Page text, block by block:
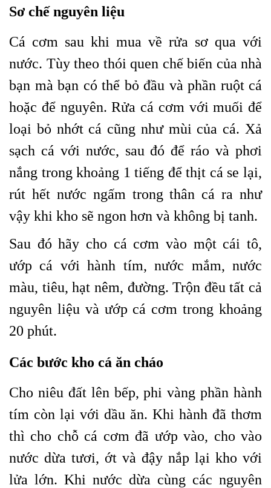
Sơ chế nguyên liệu
Cá cơm sau khi mua về rửa sơ qua với
nước. Tùy theo thói quen chế biến của nhà
bạn mà bạn có thể bỏ đầu và phần ruột cá
hoặc để nguyên. Rửa cá cơm với muối để
loại bỏ nhớt cá cũng như mùi của cá. Xả
sạch cá với nước, sau đó để ráo và phơi
nắng trong khoảng 1 tiếng để thịt cá se lại,
rút hết nước ngấm trong thân cá ra như
vậy khi kho sẽ ngon hơn và không bị tanh.
Sau đó hãy cho cá cơm vào một cái tô,
ướp cá với hành tím, nước mắm, nước
màu, tiêu, hạt nêm, đường. Trộn đều tất cả
nguyên liệu và ướp cá cơm trong khoảng
20 phút.
Các bước kho cá ăn cháo
Cho niêu đất lên bếp, phi vàng phần hành
tím còn lại với dầu ăn. Khi hành đã thơm
thì cho chỗ cá cơm đã ướp vào, cho vào
nước dừa tươi, ớt và đậy nắp lại kho với
lửa lớn. Khi nước dừa cùng các nguyên